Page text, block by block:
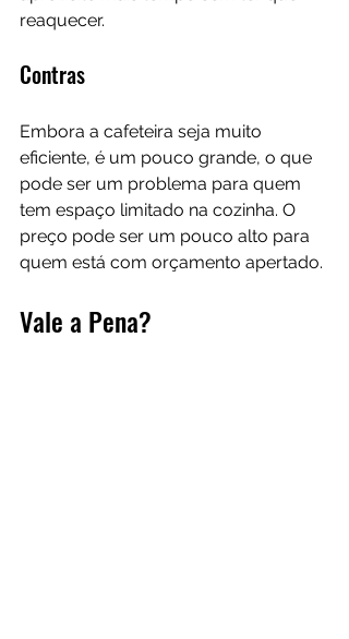
reaquecer.
Contras
Embora a cafeteira seja muito
eficiente, é um pouco grande, o que
pode ser um problema para quem
tem espaço limitado na cozinha. O
preço pode ser um pouco alto para
quem está com orçamento apertado.
Vale a Pena?